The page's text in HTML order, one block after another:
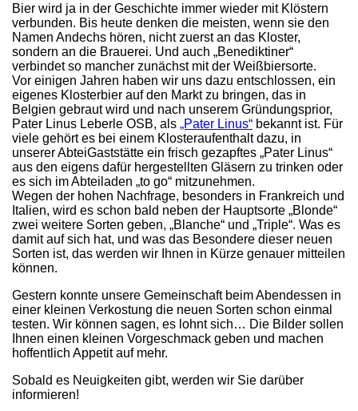
Bier wird ja in der Geschichte immer wieder mit Klöstern
verbunden. Bis heute denken die meisten, wenn sie den
Namen Andechs hören, nicht zuerst an das Kloster,
sondern an die Brauerei. Und auch „Benediktiner“
verbindet so mancher zunächst mit der Weißbiersorte.
Vor einigen Jahren haben wir uns dazu entschlossen, ein
eigenes Klosterbier auf den Markt zu bringen, das in
Belgien gebraut wird und nach unserem Gründungsprior,
Pater Linus Leberle OSB, als „Pater Linus“ bekannt ist. Für
viele gehört es bei einem Klosteraufenthalt dazu, in
unserer AbteiGaststätte ein frisch gezapftes „Pater Linus“
aus den eigens dafür hergestellten Gläsern zu trinken oder
es sich im Abteiladen „to go“ mitzunehmen.
Wegen der hohen Nachfrage, besonders in Frankreich und
Italien, wird es schon bald neben der Hauptsorte „Blonde“
zwei weitere Sorten geben, „Blanche“ und „Triple“. Was es
damit auf sich hat, und was das Besondere dieser neuen
Sorten ist, das werden wir Ihnen in Kürze genauer mitteilen
können.
Gestern konnte unsere Gemeinschaft beim Abendessen in
einer kleinen Verkostung die neuen Sorten schon einmal
testen. Wir können sagen, es lohnt sich… Die Bilder sollen
Ihnen einen kleinen Vorgeschmack geben und machen
hoffentlich Appetit auf mehr.
Sobald es Neuigkeiten gibt, werden wir Sie darüber
informieren!